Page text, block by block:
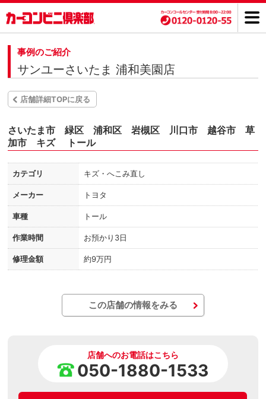
事例のご紹介
サンユーさいたま 浦和美園店
店舗詳細TOPに戻る
さいたま市 緑区 浦和区 岩槻区 川口市 越谷市 草
加市 キズ トール
カテゴリ キズ・へこみ直し
メーカー トヨタ
車種 トール
作業時間 お預かり3日
修理金額 約9万円
この店舗の情報をみる
店舗へのお電話はこちら
050-1880-1533